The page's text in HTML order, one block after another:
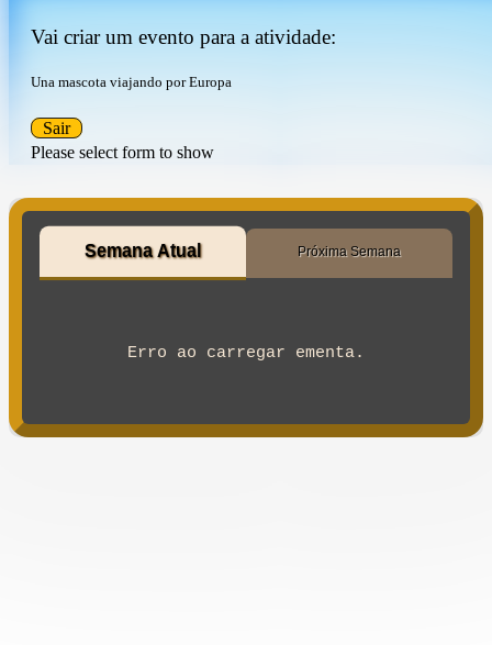
Vai criar um evento para a atividade:
Una mascota viajando por Europa
Please select form to show
Sair
Semana Atual Próxima Semana
Erro ao carregar ementa.